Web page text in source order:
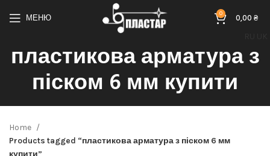
МЕНЮ 0 0,00₴
пластикова арматура з
піском 6 мм купити
Home
Products tagged “пластикова арматура з піском 6 мм